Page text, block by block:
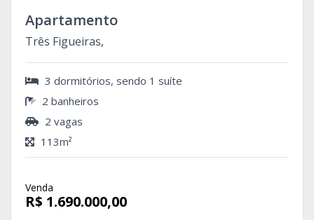
Apartamento
Três Figueiras,
3 dormitórios, sendo 1 suíte
2 banheiros
2 vagas
113m²
Venda
R$ 1.690.000,00